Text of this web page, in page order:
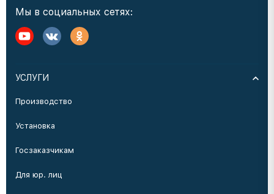
Мы в социальных сетях:
УСЛУГИ
Производство
Установка
Госзаказчикам
Для юр. лиц